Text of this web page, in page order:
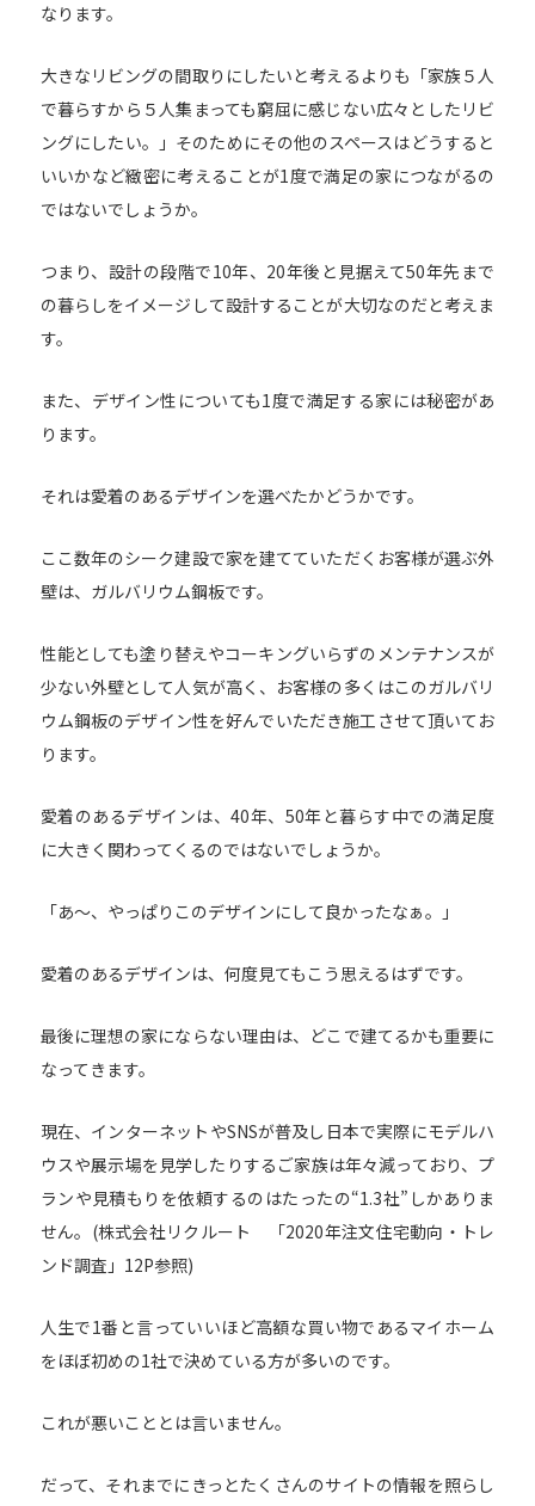
なります。
大きなリビングの間取りにしたいと考えるよりも「家族５人
で暮らすから５人集まっても窮屈に感じない広々としたリビ
ングにしたい。」そのためにその他のスペースはどうすると
いいかなど緻密に考えることが1度で満足の家につながるの
ではないでしょうか。
つまり、設計の段階で10年、20年後と見据えて50年先まで
の暮らしをイメージして設計することが大切なのだと考えま
す。
また、デザイン性についても1度で満足する家には秘密があ
ります。
それは愛着のあるデザインを選べたかどうかです。
ここ数年のシーク建設で家を建てていただくお客様が選ぶ外
壁は、ガルバリウム鋼板です。
性能としても塗り替えやコーキングいらずのメンテナンスが
少ない外壁として人気が高く、お客様の多くはこのガルバリ
ウム鋼板のデザイン性を好んでいただき施工させて頂いてお
ります。
愛着のあるデザインは、40年、50年と暮らす中での満足度
に大きく関わってくるのではないでしょうか。
「あ～、やっぱりこのデザインにして良かったなぁ。」
愛着のあるデザインは、何度見てもこう思えるはずです。
最後に理想の家にならない理由は、どこで建てるかも重要に
なってきます。
現在、インターネットやSNSが普及し日本で実際にモデルハ
ウスや展示場を見学したりするご家族は年々減っており、プ
ランや見積もりを依頼するのはたったの“1.3社”しかありま
せん。(株式会社リクルート 「2020年注文住宅動向・トレ
ンド調査」 12P参照)
人生で1番と言っていいほど高額な買い物であるマイホーム
をほぼ初めの1社で決めている方が多いのです。
これが悪いこととは言いません。
だって、それまでにきっとたくさんのサイトの情報を照らし